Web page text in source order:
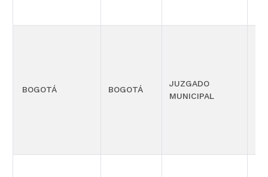
BOGOTÁ BOGOTÁ
JUZGADO
MUNICIPAL